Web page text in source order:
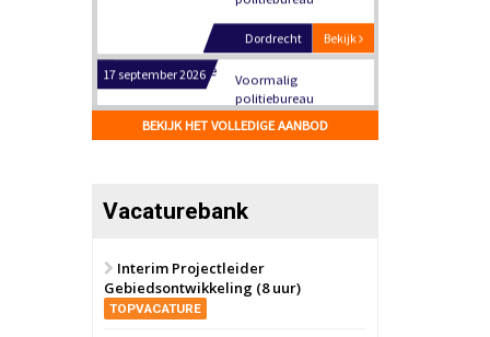
Voormalig
politiebureau
Hilversum
17 september 2026
Voormalig
Zwanenburg
6 oktober 2026
BEKIJK HET VOLLEDIGE AANBOD
Vacaturebank
Interim Projectleider
Gebiedsontwikkeling (8 uur)
TOPVACATURE